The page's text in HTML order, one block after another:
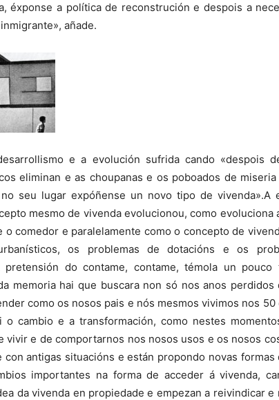
éxponse a política de reconstrución e despois a
añade.
e a evolución sufrida cando «despois
eliminan e as choupanas e os poboados de
seu lugar expóñense un novo tipo de vivenda».A
mesmo de vivenda evolucionou, como evoluciona
comedor e paralelamente como o concepto de
os problemas de dotacións e os
pretensión do contame, contame, témola un pouco
memoria hai que buscara non só nos anos perdidos
como os nosos pais e nós mesmos vivimos nos 50
cambio e a transformación, como nestes
vivir e de comportarnos nos nosos usos e os nosos
antigas situacións e están propondo novas formas
importantes na forma de acceder á vivenda,
da vivenda en propiedade e empezan a reivindicar e